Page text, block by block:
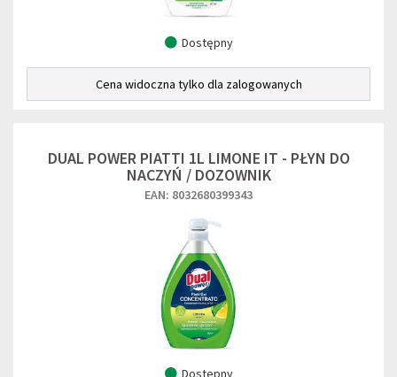
Dostępny
Cena widoczna tylko dla zalogowanych
DUAL POWER PIATTI 1L LIMONE IT - PŁYN DO
NACZYŃ / DOZOWNIK
EAN: 8032680399343
Dostępny